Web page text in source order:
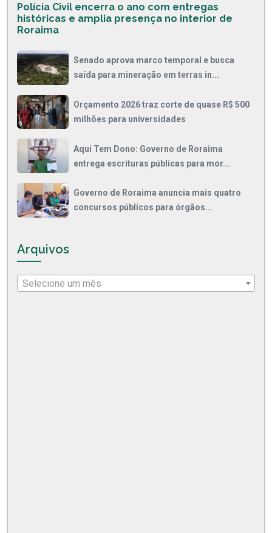
Polícia Civil encerra o ano com entregas
históricas e amplia presença no interior de
Roraima
Senado aprova marco temporal e busca
saída para mineração em terras in...
Orçamento 2026 traz corte de quase R$ 500
milhões para universidades
Aqui Tem Dono: Governo de Roraima
entrega escrituras públicas para mor...
Governo de Roraima anuncia mais quatro
concursos públicos para órgãos...
Arquivos
Selecione um mês